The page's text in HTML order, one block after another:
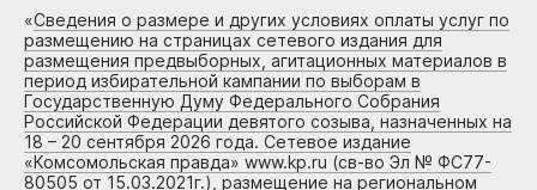
«Сведения о размере и других условиях оплаты услуг по
размещению на страницах сетевого издания для
размещения предвыборных, агитационных материалов в
период избирательной кампании по выборам в
Государственную Думу Федерального Собрания
Российской Федерации девятого созыва, назначенных на
18 – 20 сентября 2026 года. Сетевое издание
«Комсомольская правда» www.kp.ru (св-во Эл № ФС77-
80505 от 15.03.2021г.), размещение на региональном